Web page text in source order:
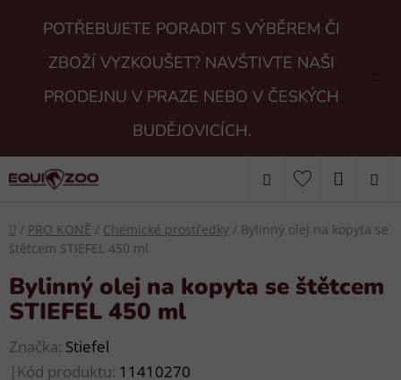
POTŘEBUJETE PORADIT S VÝBĚREM ČI
ZBOŽÍ VYZKOUŠET? NAVŠTIVTE NAŠI
PRODEJNU V PRAZE NEBO V ČESKÝCH
BUDĚJOVICÍCH.
Hledat
KOŠÍK
Domů
/ PRO KONĚ / Chemické prostředky / Bylinný olej na kopyta se
štětcem STIEFEL 450 ml
Bylinný olej na kopyta se štětcem
STIEFEL 450 ml
Značka: Stiefel
| Kód produktu: 11410270